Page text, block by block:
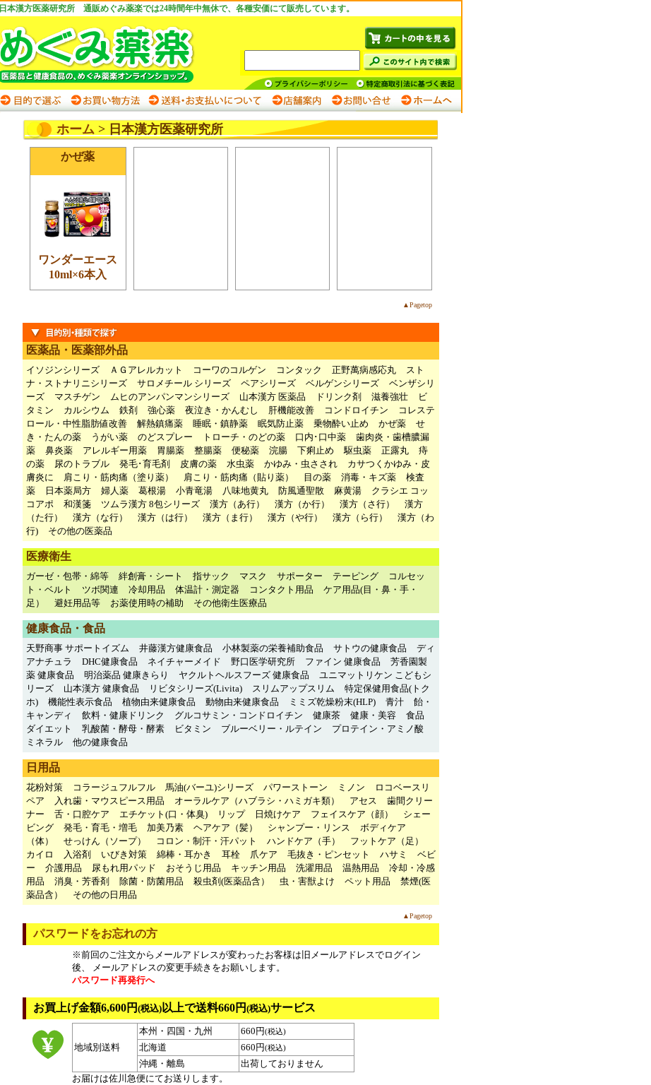
日本漢方医薬研究所 通販めぐみ薬楽では24時間年中無休で、各種安価にて販売しています。
ホーム> 日本漢方医薬研究所
かぜ薬
ワンダーエース
10ml×6本入
▲Pagetop
医薬品・医薬部外品
イソジンシリーズ ＡＧアレルカット コーワのコルゲン コンタック 正野萬病感応丸
スト
ナ・ストナリニシリーズ
サロメチール シリーズ ペアシリーズ ベルゲンシリーズ
ベンザシリ
ーズ
マスチゲン ムヒのアンパンマンシリーズ 山本漢方 医薬品 ドリンク剤 滋養強壮
ビ
タミン
カルシウム 鉄剤 強心薬 夜泣き・かんむし 肝機能改善 コンドロイチン
コレステ
ロール・中性脂肪値改善
解熱鎮痛薬 睡眠・鎮静薬 眠気防止薬 乗物酔い止め かぜ薬
せ
き・たんの薬
うがい薬 のどスプレー トローチ・のどの薬 口内･口中薬
歯肉炎・歯槽膿漏
薬
鼻炎薬 アレルギー用薬 胃腸薬 整腸薬 便秘薬 浣腸 下痢止め 駆虫薬 正露丸
痔
の薬
尿のトラブル 発毛･育毛剤 皮膚の薬 水虫薬 かゆみ・虫さされ
カサつくかゆみ・皮
膚炎に
肩こり・筋肉痛（塗り薬） 肩こり・筋肉痛（貼り薬） 目の薬 消毒・キズ薬
検査
薬
日本薬局方 婦人薬 葛根湯 小青竜湯 八味地黄丸 防風通聖散 麻黄湯
クラシエ コッ
コアポ
和漢箋 ツムラ漢方 8包シリーズ 漢方（あ行） 漢方（か行） 漢方（さ行）
漢方
（た行）
漢方（な行） 漢方（は行） 漢方（ま行） 漢方（や行） 漢方（ら行）
漢方（わ
行)
その他の医薬品
医療衛生
ガーゼ・包帯・綿等 絆創膏・シート 指サック マスク サポーター テーピング
コルセッ
ト・ベルト
ツボ関連 冷却用品 体温計・測定器 コンタクト用品
ケア用品(目・鼻・手・
足）
避妊用品等 お薬使用時の補助 その他衛生医療品
健康食品・食品
天野商事 サポートイズム 井藤漢方健康食品 小林製薬の栄養補助食品 サトウの健康食品
ディ
アナチュラ
DHC健康食品 ネイチャーメイド 野口医学研究所 ファイン 健康食品
芳香園製
薬 健康食品
明治薬品 健康きらり ヤクルトヘルスフーズ 健康食品
ユニマットリケン こどもシ
リーズ
山本漢方 健康食品 リビタシリーズ(Livita) スリムアップスリム
特定保健用食品(トク
ホ)
機能性表示食品 植物由来健康食品 動物由来健康食品 ミミズ乾燥粉末(HLP) 青汁
飴・
キャンディ
飲料・健康ドリンク グルコサミン・コンドロイチン 健康茶 健康・美容
食品
ダイエット
乳酸菌・酵母・酵素 ビタミン ブルーベリー・ルテイン
プロテイン・アミノ酸
ミネラル
他の健康食品
日用品
花粉対策 コラージュフルフル 馬油(バーユ)シリーズ パワーストーン ミノン
ロコベースリ
ペア
入れ歯・マウスピース用品 オーラルケア（ハブラシ・ハミガキ類） アセス
歯間クリー
ナー
舌・口腔ケア エチケット(口・体臭) リップ 日焼けケア フェイスケア（顔）
シェー
ビング
発毛・育毛・増毛 加美乃素 ヘアケア（髪） シャンプー・リンス
ボディケア
（体）
せっけん（ソープ） コロン・制汗・汗パット ハンドケア（手）
フットケア（足）
カイロ
入浴剤 いびき対策 綿棒・耳かき 耳栓 爪ケア 毛抜き・ピンセット ハサミ
ベビ
ー
介護用品 尿もれ用パッド おそうじ用品 キッチン用品 洗濯用品 温熱用品
冷却・冷感
用品
消臭・芳香剤 除菌・防菌用品 殺虫剤(医薬品含） 虫・害獣よけ ペット用品
禁煙(医
薬品含）
その他の日用品
▲Pagetop
パスワードをお忘れの方
※前回のご注文からメールアドレスが変わったお客様は旧メールアドレスでログイン
後、 メールアドレスの変更手続きをお願いします。
パスワード再発行へ
お買上げ金額6,600円 (税込)以上で送料660円 (税込)サービス
地域別送料
本州・四国・九州 660円(税込)
北海道 660円(税込)
沖縄・離島
出荷しておりません
お届けは佐川急便にてお送りします。